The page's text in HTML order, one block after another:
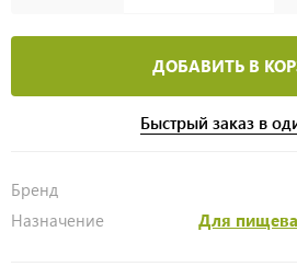
ДОБАВИТЬ В
Быстрый заказ в
Бренд
Назначение
Для